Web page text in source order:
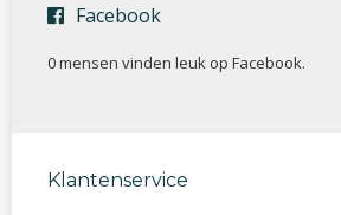
Facebook
0 mensen vinden leuk op Facebook.
Klantenservice